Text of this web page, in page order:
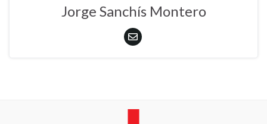
Jorge Sanchís Montero